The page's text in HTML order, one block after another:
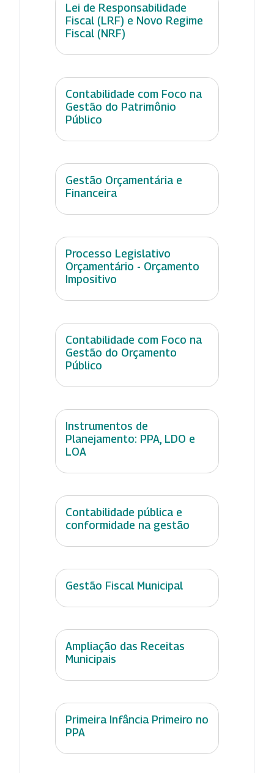
Lei de Responsabilidade
Fiscal (LRF) e Novo Regime
Fiscal (NRF)
Contabilidade com Foco na
Gestão do Patrimônio
Público
Gestão Orçamentária e
Financeira
Processo Legislativo
Orçamentário - Orçamento
Impositivo
Contabilidade com Foco na
Gestão do Orçamento
Público
Instrumentos de
Planejamento: PPA, LDO e
LOA
Contabilidade pública e
conformidade na gestão
Gestão Fiscal Municipal
Ampliação das Receitas
Municipais
Primeira Infância Primeiro no
PPA